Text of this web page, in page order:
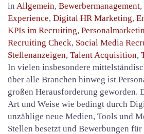
in Allgemein, Bewerbermanagement,
Experience, Digital HR Marketing,
KPIs im Recruiting,
Recruiting Check, Social Media
Stellenanzeigen, Talent Acquisition,
In vielen insbesondere
über alle Branchen hinweg ist
großen Herausforderung geworden.
Art und Weise wie bedingt durch
unzählige neue Medien, Tools und
Stellen besetzt und Bewerbungen